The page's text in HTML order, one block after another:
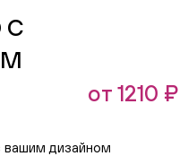
от 1210 ₽
вашим дизайном